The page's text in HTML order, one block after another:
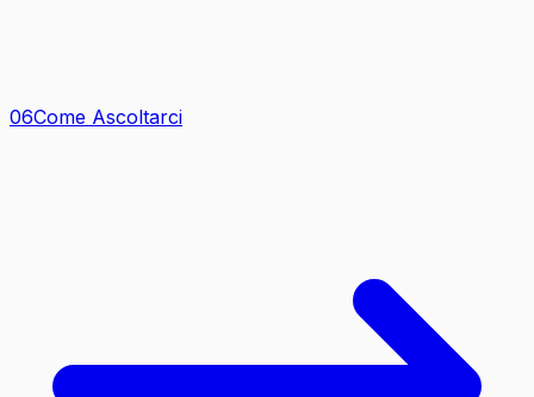
06Come Ascoltarci